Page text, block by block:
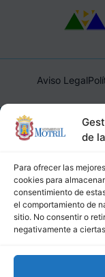
de
Para ofrecer las
cookies para
consentimiento de
el comportamiento de
sitio. No consentir o
negativamente a
Aviso Legal
Ayuntamiento de
(Granada),